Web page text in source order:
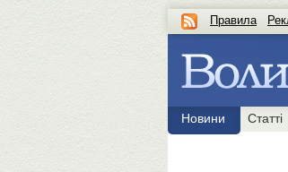
Правила
Новини Статті